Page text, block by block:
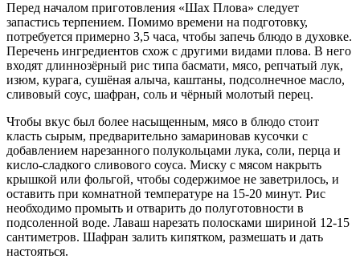
Перед началом приготовления «Шах Плова» следует
запастись терпением. Помимо времени на подготовку,
потребуется примерно 3,5 часа, чтобы запечь блюдо в духовке.
Перечень ингредиентов схож с другими видами плова. В него
входят длиннозёрный рис типа басмати, мясо, репчатый лук,
изюм, курага, сушёная алыча, каштаны, подсолнечное масло,
сливовый соус, шафран, соль и чёрный молотый перец.
Чтобы вкус был более насыщенным, мясо в блюдо стоит
класть сырым, предварительно замариновав кусочки с
добавлением нарезанного полукольцами лука, соли, перца и
кисло-сладкого сливового соуса. Миску с мясом накрыть
крышкой или фольгой, чтобы содержимое не заветрилось, и
оставить при комнатной температуре на 15-20 минут. Рис
необходимо промыть и отварить до полуготовности в
подсоленной воде. Лаваш нарезать полосками шириной 12-15
сантиметров. Шафран залить кипятком, размешать и дать
настояться.